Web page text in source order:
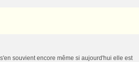
souvient encore même si aujourd'hui elle est